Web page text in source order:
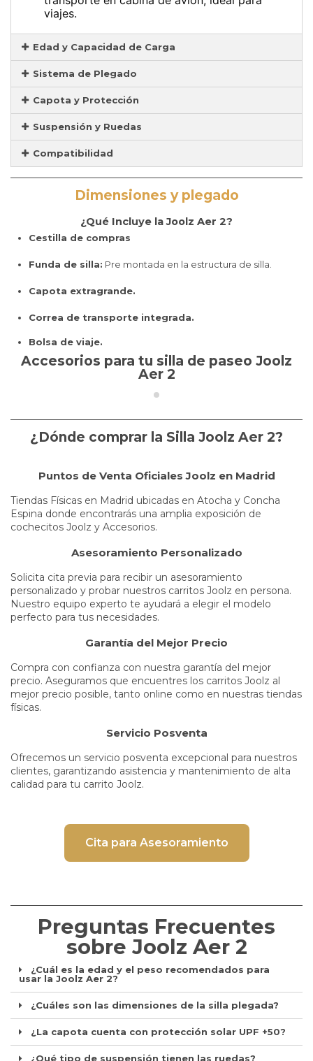
viajes.
Edad y Capacidad de Carga
Sistema de Plegado
Capota y Protección
Suspensión y Ruedas
Compatibilidad
Dimensiones y plegado
¿Qué Incluye la Joolz Aer 2?
Cestilla de compras
Funda de silla: Pre montada en la estructura de silla.
Capota extragrande.
Correa de transporte integrada.
Bolsa de viaje.
Accesorios para tu silla de paseo Joolz
Aer 2
¿Dónde comprar la Silla Joolz Aer 2?
Puntos de Venta Oficiales Joolz en Madrid
Tiendas Físicas en Madrid ubicadas en Atocha y Concha
Espina donde encontrarás una amplia exposición de
cochecitos Joolz y Accesorios.
Asesoramiento Personalizado
Solicita cita previa para recibir un asesoramiento
personalizado y probar nuestros carritos Joolz en persona.
Nuestro equipo experto te ayudará a elegir el modelo
perfecto para tus necesidades.
Garantía del Mejor Precio
Compra con confianza con nuestra garantía del mejor
precio. Aseguramos que encuentres los carritos Joolz al
mejor precio posible, tanto online como en nuestras tiendas
físicas.
Servicio Posventa
Ofrecemos un servicio posventa excepcional para nuestros
clientes, garantizando asistencia y mantenimiento de alta
calidad para tu carrito Joolz.
Cita para Asesoramiento
Preguntas Frecuentes
sobre Joolz Aer 2
¿Cuál es la edad y el peso recomendados para
usar la Joolz Aer 2?
¿Cuáles son las dimensiones de la silla plegada?
¿La capota cuenta con protección solar UPF +50?
¿Qué tipo de suspensión tienen las ruedas?